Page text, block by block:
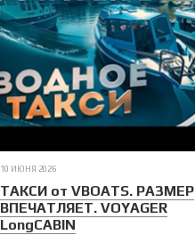
10 ИЮНЯ 2026
ТАКСИ от VBOATS. РАЗМЕР
ВПЕЧАТЛЯЕТ. VOYAGER
LongCABIN